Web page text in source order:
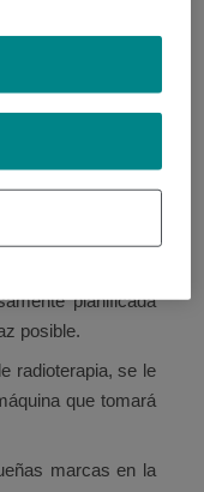
para destruir
el menor daño
que necesite
vuelva a
planificada
posible.
radioterapia, se le
que tomará
marcas en la